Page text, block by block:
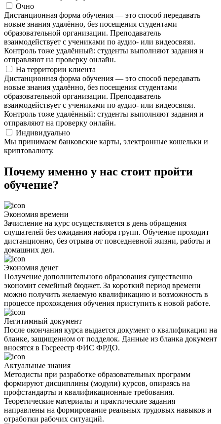
Очно
Дистанционная форма обучения — это способ передавать
новые знания удалённо, без посещения студентами
образовательной организации. Преподаватель
взаимодействует с учениками по аудио- или видеосвязи.
Контроль тоже удалённый: студенты выполняют задания и
отправляют на проверку онлайн.
На территории клиента
Дистанционная форма обучения — это способ передавать
новые знания удалённо, без посещения студентами
образовательной организации. Преподаватель
взаимодействует с учениками по аудио- или видеосвязи.
Контроль тоже удалённый: студенты выполняют задания и
отправляют на проверку онлайн.
Индивидуально
Мы принимаем банковские карты, электронные кошельки и
криптовалюту.
Почему именно у нас стоит пройти
обучение?
Экономия времени
Зачисление на курс осуществляется в день обращения
слушателей без ожидания набора групп. Обучение проходит
дистанционно, без отрыва от повседневной жизни, работы и
домашних дел.
Экономия денег
Получение дополнительного образования существенно
экономит семейный бюджет. За короткий период времени
можно получить желаемую квалификацию и возможность в
процессе прохождения обучения приступить к новой работе.
Легитимный документ
После окончания курса выдается документ о квалификации на
бланке, защищенном от подделок. Данные из бланка документ
вносятся в Госреестр ФИС ФРДО.
Актуальные знания
Методисты при разработке образовательных программ
формируют дисциплины (модули) курсов, опираясь на
профстандарты и квалификационные требования.
Теоретические материалы и практические задания
направлены на формирование реальных трудовых навыков и
отработки рабочих ситуаций.